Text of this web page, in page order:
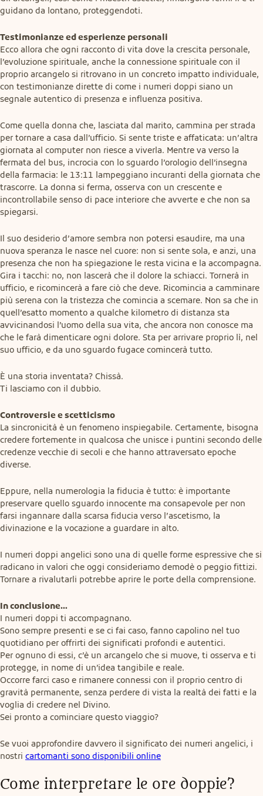
guidano da lontano, proteggendoti.
Testimonianze ed esperienze personali
Ecco allora che ogni racconto di vita dove la crescita personale,
l’evoluzione spirituale, anche la connessione spirituale con il
proprio arcangelo si ritrovano in un concreto impatto individuale,
con testimonianze dirette di come i numeri doppi siano un
segnale autentico di presenza e influenza positiva.
Come quella donna che, lasciata dal marito, cammina per strada
per tornare a casa dall’ufficio. Si sente triste e affaticata: un’altra
giornata al computer non riesce a viverla. Mentre va verso la
fermata del bus, incrocia con lo sguardo l’orologio dell’insegna
della farmacia: le 13:11 lampeggiano incuranti della giornata che
trascorre. La donna si ferma, osserva con un crescente e
incontrollabile senso di pace interiore che avverte e che non sa
spiegarsi.
Il suo desiderio d’amore sembra non potersi esaudire, ma una
nuova speranza le nasce nel cuore: non si sente sola, e anzi, una
presenza che non ha spiegazione le resta vicina e la accompagna.
Gira i tacchi: no, non lascerà che il dolore la schiacci. Tornerà in
ufficio, e ricomincerà a fare ciò che deve. Ricomincia a camminare
più serena con la tristezza che comincia a scemare. Non sa che in
quell’esatto momento a qualche kilometro di distanza sta
avvicinandosi l’uomo della sua vita, che ancora non conosce ma
che le farà dimenticare ogni dolore. Sta per arrivare proprio lì, nel
suo ufficio, e da uno sguardo fugace comincerà tutto.
È una storia inventata? Chissà.
Ti lasciamo con il dubbio.
Controversie e scetticismo
La sincronicità è un fenomeno inspiegabile. Certamente, bisogna
credere fortemente in qualcosa che unisce i puntini secondo delle
credenze vecchie di secoli e che hanno attraversato epoche
diverse.
Eppure, nella numerologia la fiducia è tutto: è importante
preservare quello sguardo innocente ma consapevole per non
farsi ingannare dalla scarsa fiducia verso l’ascetismo, la
divinazione e la vocazione a guardare in alto.
I numeri doppi angelici sono una di quelle forme espressive che si
radicano in valori che oggi consideriamo demodè o peggio fittizi.
Tornare a rivalutarli potrebbe aprire le porte della comprensione.
In conclusione…
I numeri doppi ti accompagnano.
Sono sempre presenti e se ci fai caso, fanno capolino nel tuo
quotidiano per offrirti dei significati profondi e autentici.
Per ognuno di essi, c’è un arcangelo che si muove, ti osserva e ti
protegge, in nome di un’idea tangibile e reale.
Occorre farci caso e rimanere connessi con il proprio centro di
gravità permanente, senza perdere di vista la realtà dei fatti e la
voglia di credere nel Divino.
Sei pronto a cominciare questo viaggio?
Se vuoi approfondire davvero il significato dei numeri angelici, i
nostri cartomanti sono disponibili online
Come interpretare le ore doppie?